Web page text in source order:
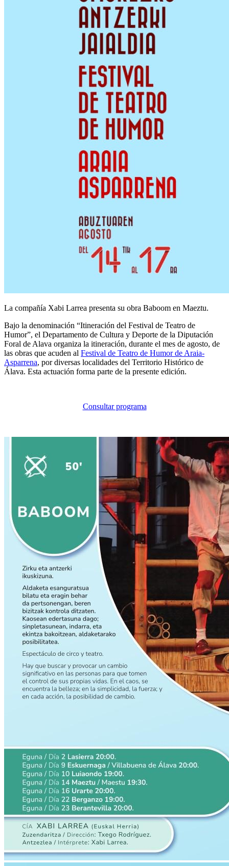
La compañía Xabi Larrea presenta su obra Baboom en Maeztu.
Bajo la denominación “Itineración del Festival de Teatro de
Humor”, el Departamento de Cultura y Deporte de la Diputación
Foral de Alava organiza la itineración, durante el mes de agosto, de
las obras que acuden al Festival de Teatro de Humor de Araia-
Asparrena, por diversas localidades del Territorio Histórico de
Álava. Esta actuación forma parte de la presente edición.
Consultar programa